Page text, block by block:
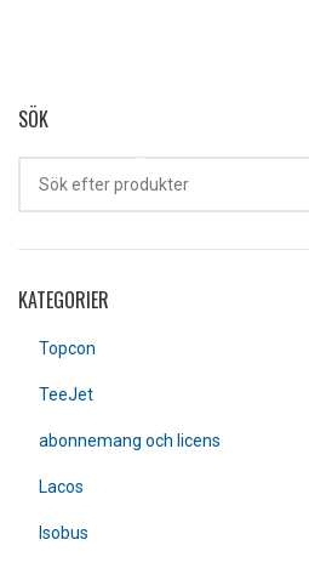
SÖK
KATEGORIER
Topcon
TeeJet
abonnemang och licens
Lacos
Isobus